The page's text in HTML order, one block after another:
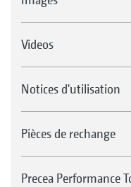
Videos
Notices d'utilisation
Pièces de rechange
Precea Performance